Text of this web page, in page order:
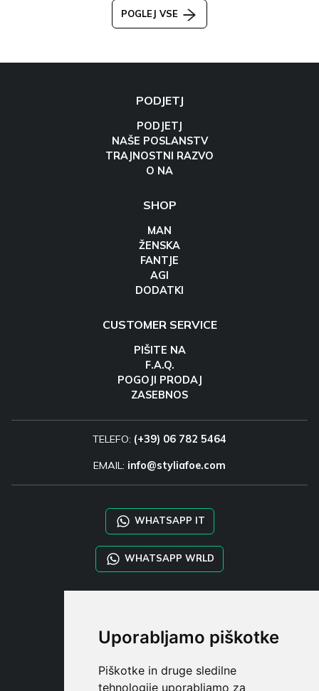
Uporabljamo piškotke
Piškotke in druge sledilne
tehnologije uporabljamo za
POGLEJ VSE
PODJETJ
PODJETJ
NAŠE POSLANSTV
TRAJNOSTNI RAZVO
O NA
SHOP
MAN
ŽENSKA
FANTJE
AGI
DODATKI
CUSTOMER SERVICE
PIŠITE NA
F.A.Q.
POGOJI PRODAJ
ZASEBNOS
TELEFO: (+39) 06 782 5464
EMAIL: info@styliafoe.com
WHATSAPP IT
WHATSAPP WRLD
SHOP B2B
TAYLOR MADE ORDERS